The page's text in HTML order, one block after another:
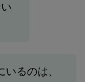
るのは、